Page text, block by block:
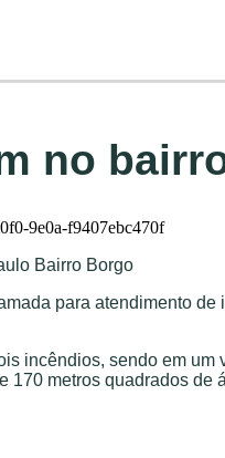
no
Bairro Borgo
para atendimento
incêndios, sendo em um
metros quadrados de